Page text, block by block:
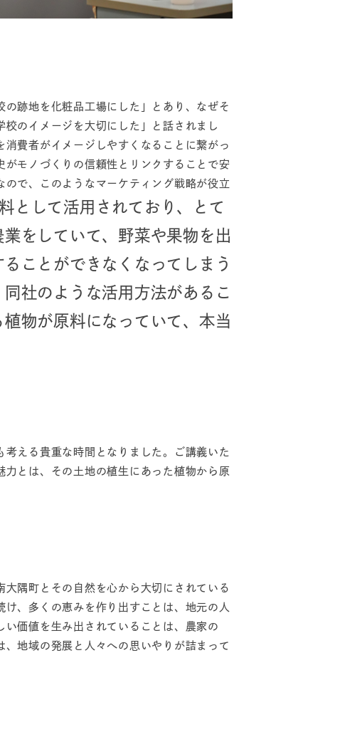
跡地を化粧品工場にした」とあり、なぜそ
のイメージを大切にした」と話されまし
費者がイメージしやすくなることに繋がっ
モノづくりの信頼性とリンクすることで安
で、このようなマーケティング戦略が役立
として活用されており、とて
をしていて、野菜や果物を出
ことができなくなってしまう
社のような活用方法があるこ
物が原料になっていて、本当
える貴重な時間となりました。ご講義いた
とは、その土地の植生にあった植物から原
隅町とその自然を心から大切にされている
、多くの恵みを作り出すことは、地元の人
価値を生み出されていることは、農家の
地域の発展と人々への思いやりが詰まって